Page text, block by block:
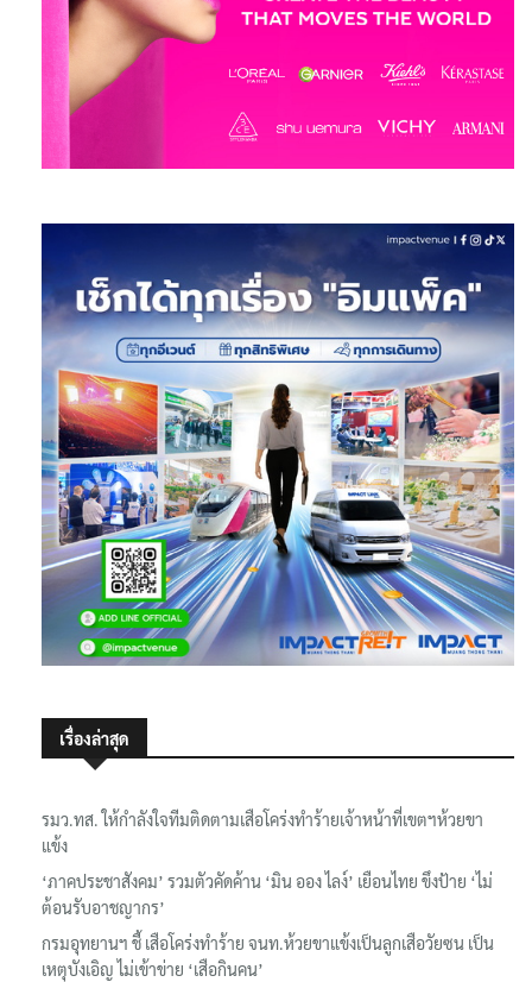
เรื่องล่าสุด
รมว.ทส. ให้กำลังใจทีมติดตามเสือโคร่งทำร้ายเจ้าหน้าที่เขตฯห้วยขา
แข้ง
‘ภาคประชาสังคม’ รวมตัวคัดค้าน ‘มิน ออง ไลง์’ เยือนไทย ขึงป้าย ‘ไม่
ต้อนรับอาชญากร’
กรมอุทยานฯ ชี้ เสือโคร่งทำร้าย จนท.ห้วยขาแข้งเป็นลูกเสือวัยซน เป็น
เหตุบังเอิญ ไม่เข้าข่าย ‘เสือกินคน’